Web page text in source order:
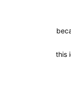
this